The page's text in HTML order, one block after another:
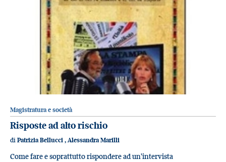
Magistratura e società
Risposte ad alto rischio
di Patrizia Bellucci , Alessandra Marilli
Come fare e soprattutto rispondere ad un'intervista